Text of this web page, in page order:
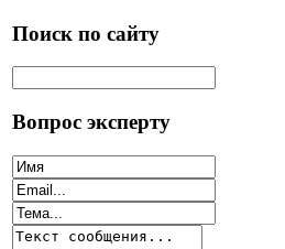
Поиск по сайту
Вопрос эксперту